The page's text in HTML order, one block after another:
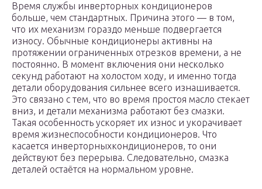
Время службы инверторных кондиционеров
больше, чем стандартных. Причина этого — в том,
что их механизм гораздо меньше подвергается
износу. Обычные кондиционеры активны на
протяжении ограниченных отрезков времени, а не
постоянно. В момент включения они несколько
секунд работают на холостом ходу, и именно тогда
детали оборудования сильнее всего изнашивается.
Это связано с тем, что во время простоя масло стекает
вниз, и детали механизма работают без смазки.
Такая особенность ускоряет их износ и укорачивает
время жизнеспособности кондиционеров. Что
касается инверторныхкондиционеров, то они
действуют без перерыва. Следовательно, смазка
деталей остаётся на нормальном уровне.